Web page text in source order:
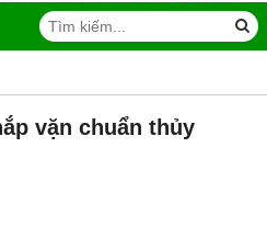
vặn chuẩn thủy